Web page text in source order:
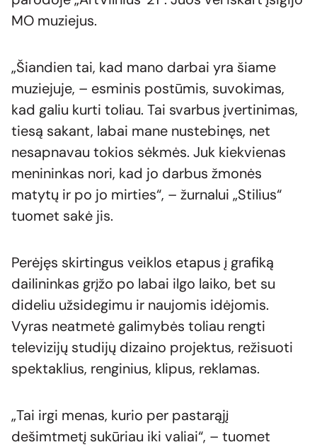
MO muziejus.
„Šiandien tai, kad mano darbai yra šiame
muziejuje, – esminis postūmis, suvokimas,
kad galiu kurti toliau. Tai svarbus įvertinimas,
tiesą sakant, labai mane nustebinęs, net
nesapnavau tokios sėkmės. Juk kiekvienas
menininkas nori, kad jo darbus žmonės
matytų ir po jo mirties“, – žurnalui „Stilius“
tuomet sakė jis.
Perėjęs skirtingus veiklos etapus į grafiką
dailininkas grįžo po labai ilgo laiko, bet su
dideliu užsidegimu ir naujomis idėjomis.
Vyras neatmetė galimybės toliau rengti
televizijų studijų dizaino projektus, režisuoti
spektaklius, renginius, klipus, reklamas.
„Tai irgi menas, kurio per pastarąjį
dešimtmetį sukūriau iki valiai“, – tuomet